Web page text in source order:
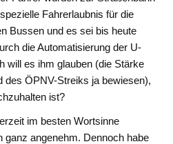
Fahrerlaubnis für die
Bussen und es sei bis heute
die Automatisierung der U-
will es ihm glauben (die Stärke
des ÖPNV-Streiks ja bewiesen),
ist?
im besten Wortsinne
ganz angenehm. Dennoch habe